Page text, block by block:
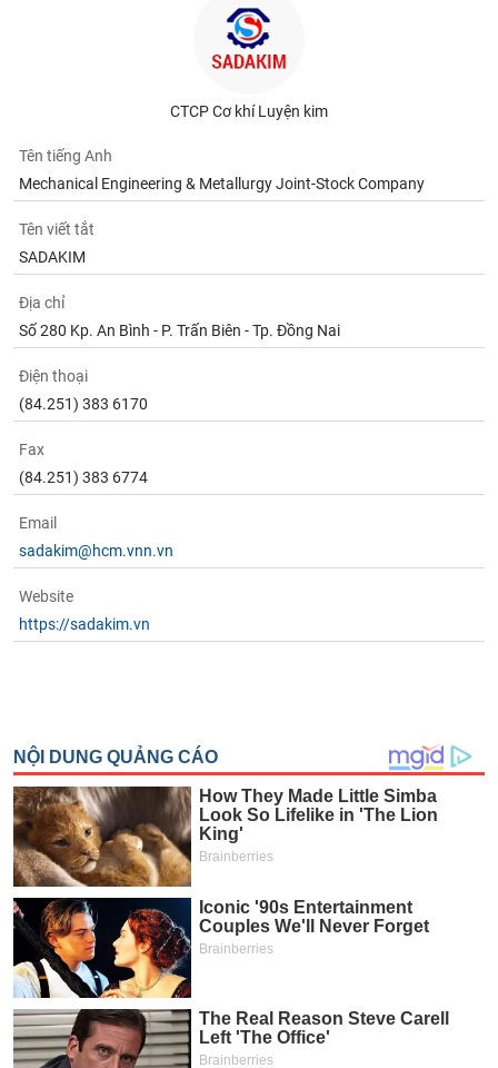
CTCP Cơ khí Luyện kim
Tên tiếng Anh
Mechanical Engineering & Metallurgy Joint-Stock Company
Tên viết tắt
SADAKIM
Địa chỉ
Số 280 Kp. An Bình - P. Trấn Biên - Tp. Đồng Nai
Điện thoại
(84.251) 383 6170
Fax
(84.251) 383 6774
Email
sadakim@hcm.vnn.vn
Website
https://sadakim.vn